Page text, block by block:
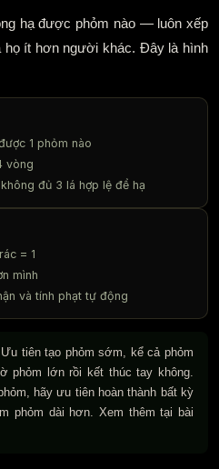
hạ được phỏm nào — luôn xếp
họ ít hơn người khác. Đây là hình
1 phỏm nào
vòng
đủ 3 lá hợp lệ để hạ
= 1
mình
và tính phạt tự động
Ưu tiên tạo phỏm sớm, kể cả phỏm
lớn rồi kết thúc tay không.
hãy ưu tiên hoàn thành bất kỳ
phỏm dài hơn. Xem thêm tại bài